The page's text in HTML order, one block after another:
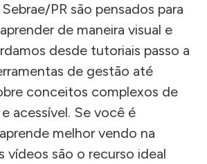
PR são pensados para
de maneira visual e
desde tutoriais passo a
de gestão até
conceitos complexos de
acessível. Se você é
melhor vendo na
vídeos são o recurso ideal